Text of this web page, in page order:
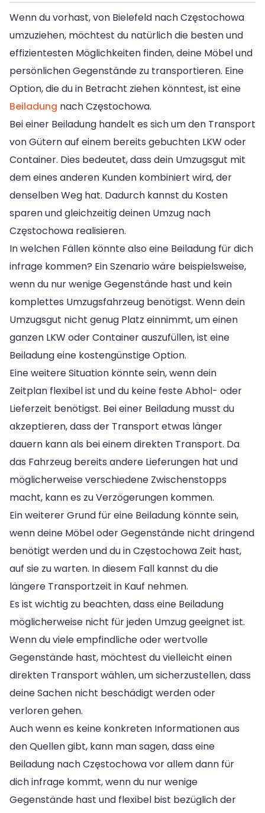
Wenn du vorhast, von Bielefeld nach Częstochowa
umzuziehen, möchtest du natürlich die besten und
effizientesten Möglichkeiten finden, deine Möbel und
persönlichen Gegenstände zu transportieren. Eine
Option, die du in Betracht ziehen könntest, ist eine
Beiladung nach Częstochowa.
Bei einer Beiladung handelt es sich um den Transport
von Gütern auf einem bereits gebuchten LKW oder
Container. Dies bedeutet, dass dein Umzugsgut mit
dem eines anderen Kunden kombiniert wird, der
denselben Weg hat. Dadurch kannst du Kosten
sparen und gleichzeitig deinen Umzug nach
Częstochowa realisieren.
In welchen Fällen könnte also eine Beiladung für dich
infrage kommen? Ein Szenario wäre beispielsweise,
wenn du nur wenige Gegenstände hast und kein
komplettes Umzugsfahrzeug benötigst. Wenn dein
Umzugsgut nicht genug Platz einnimmt, um einen
ganzen LKW oder Container auszufüllen, ist eine
Beiladung eine kostengünstige Option.
Eine weitere Situation könnte sein, wenn dein
Zeitplan flexibel ist und du keine feste Abhol- oder
Lieferzeit benötigst. Bei einer Beiladung musst du
akzeptieren, dass der Transport etwas länger
dauern kann als bei einem direkten Transport. Da
das Fahrzeug bereits andere Lieferungen hat und
möglicherweise verschiedene Zwischenstopps
macht, kann es zu Verzögerungen kommen.
Ein weiterer Grund für eine Beiladung könnte sein,
wenn deine Möbel oder Gegenstände nicht dringend
benötigt werden und du in Częstochowa Zeit hast,
auf sie zu warten. In diesem Fall kannst du die
längere Transportzeit in Kauf nehmen.
Es ist wichtig zu beachten, dass eine Beiladung
möglicherweise nicht für jeden Umzug geeignet ist.
Wenn du viele empfindliche oder wertvolle
Gegenstände hast, möchtest du vielleicht einen
direkten Transport wählen, um sicherzustellen, dass
deine Sachen nicht beschädigt werden oder
verloren gehen.
Auch wenn es keine konkreten Informationen aus
den Quellen gibt, kann man sagen, dass eine
Beiladung nach Częstochowa vor allem dann für
dich infrage kommt, wenn du nur wenige
Gegenstände hast und flexibel bist bezüglich der